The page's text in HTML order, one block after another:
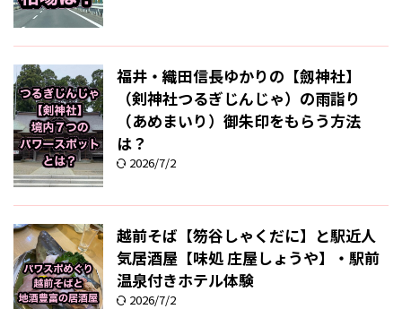
福井・織田信長ゆかりの【劔神社】
（剣神社つるぎじんじゃ）の雨詣り
（あめまいり）御朱印をもらう方法
は？
2026/7/2
越前そば【笏谷しゃくだに】と駅近人
気居酒屋【味処 庄屋しょうや】・駅前
温泉付きホテル体験
2026/7/2